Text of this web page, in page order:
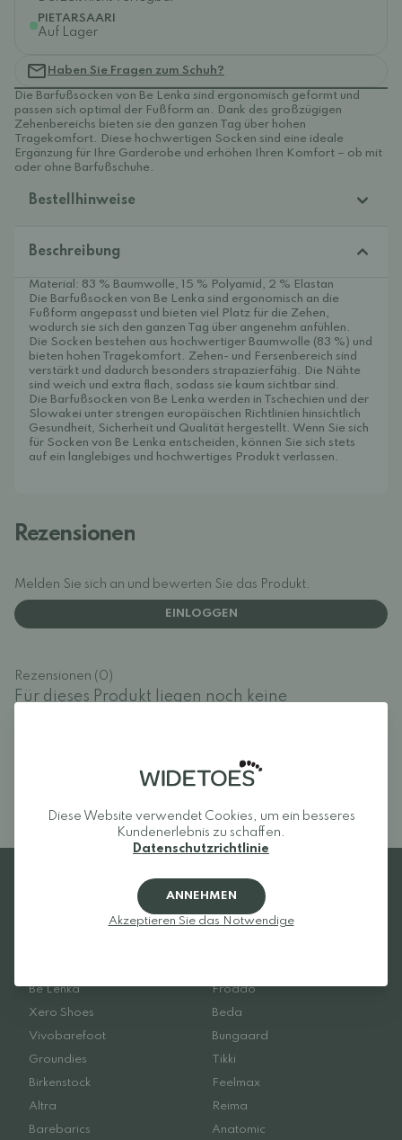
PIETARSAARI
Auf Lager
Haben Sie Fragen zum Schuh?
Die Barfußsocken von Be Lenka sind ergonomisch geformt und
passen sich optimal der Fußform an. Dank des großzügigen
Zehenbereichs bieten sie den ganzen Tag über hohen
Tragekomfort. Diese hochwertigen Socken sind eine ideale
Ergänzung für Ihre Garderobe und erhöhen Ihren Komfort – ob mit
oder ohne Barfußschuhe.
Bestellhinweise
Beschreibung
Material: 83 % Baumwolle, 15 % Polyamid, 2 % Elastan
Die Barfußsocken von Be Lenka sind ergonomisch an die
Fußform angepasst und bieten viel Platz für die Zehen,
wodurch sie sich den ganzen Tag über angenehm anfühlen.
Die Socken bestehen aus hochwertiger Baumwolle (83 %) und
bieten hohen Tragekomfort. Zehen- und Fersenbereich sind
verstärkt und dadurch besonders strapazierfähig. Die Nähte
sind weich und extra flach, sodass sie kaum sichtbar sind.
Die Barfußsocken von Be Lenka werden in Tschechien und der
Slowakei unter strengen europäischen Richtlinien hinsichtlich
Gesundheit, Sicherheit und Qualität hergestellt. Wenn Sie sich
für Socken von Be Lenka entscheiden, können Sie sich stets
auf ein langlebiges und hochwertiges Produkt verlassen.
Rezensionen
Melden Sie sich an und bewerten Sie das Produkt.
EINLOGGEN
Rezensionen (0)
Für dieses Produkt liegen noch keine
Be Lenka
Froddo
Xero Shoes
Beda
Vivobarefoot
Bungaard
Groundies
Tikki
Birkenstock
Feelmax
Altra
Reima
Barebarics
Anatomic
Diese Website verwendet Cookies, um ein besseres
Kundenerlebnis zu schaffen.
Datenschutzrichtlinie
ANNEHMEN
Akzeptieren Sie das Notwendige